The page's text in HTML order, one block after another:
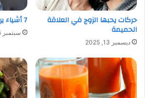
حركات يحبها الزوج في العلاقة
الحميمة
ديسمبر 13, 2025
7 أشياء يريدها الرجل في المرأة
سبتمبر 5, 2024